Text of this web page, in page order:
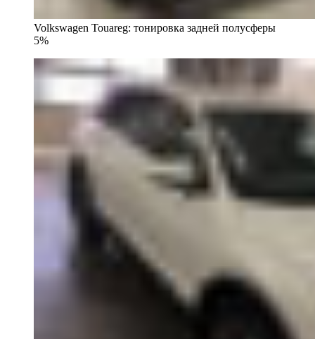
Volkswagen Touareg: тонировка задней полусферы
5%